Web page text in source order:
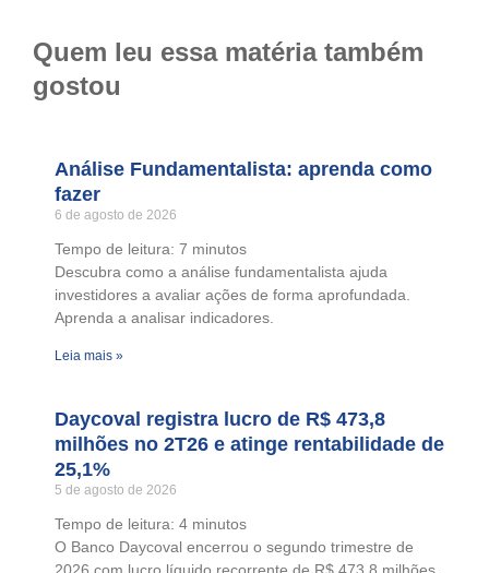
Quem leu essa matéria também
gostou
Análise Fundamentalista: aprenda como
fazer
6 de agosto de 2026
Tempo de leitura: 7 minutos
Descubra como a análise fundamentalista ajuda
investidores a avaliar ações de forma aprofundada.
Aprenda a analisar indicadores.
Leia mais »
Daycoval registra lucro de R$ 473,8
milhões no 2T26 e atinge rentabilidade de
25,1%
5 de agosto de 2026
Tempo de leitura: 4 minutos
O Banco Daycoval encerrou o segundo trimestre de